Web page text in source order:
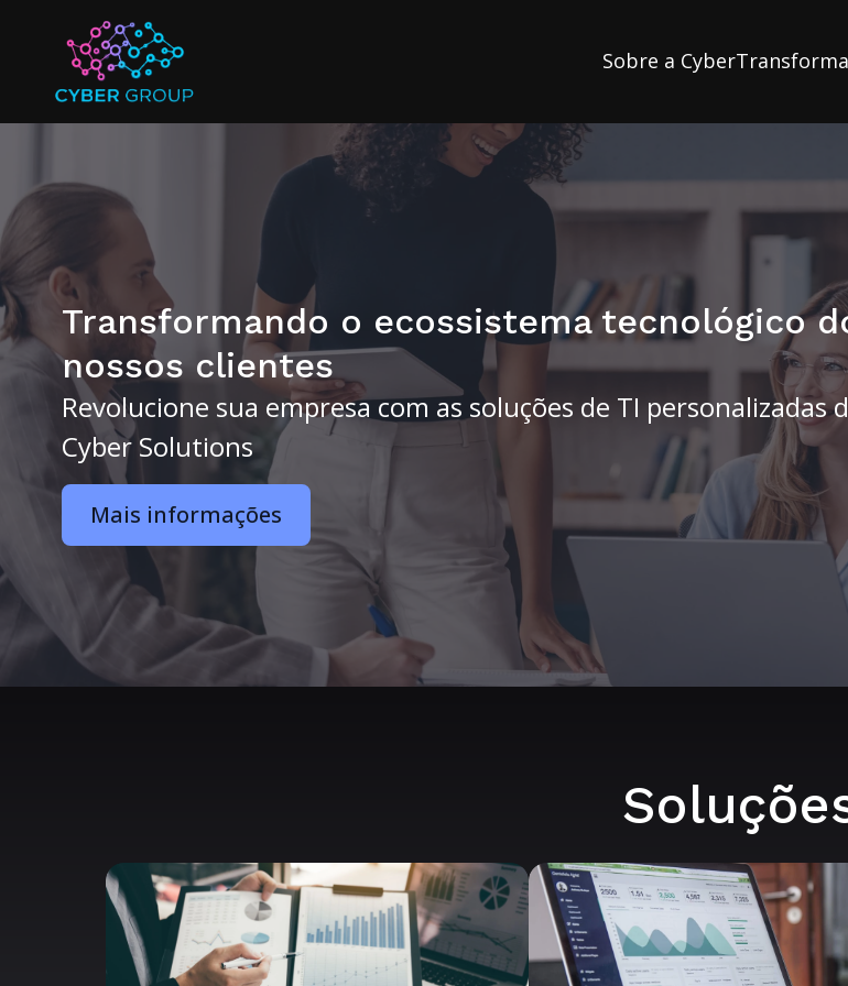
Sobre a Cyber
Transformando o ecossistema tecnológico
nossos clientes
Revolucione sua empresa com as soluções de TI personalizadas
Cyber Solutions
Mais informações